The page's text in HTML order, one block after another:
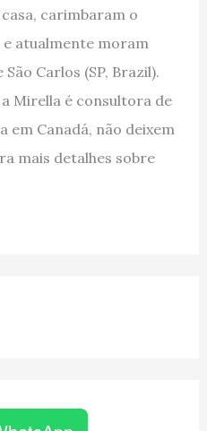
carimbaram o
atualmente moram
Carlos (SP, Brazil).
Mirella é consultora de
em Canadá, não deixem
mais detalhes sobre